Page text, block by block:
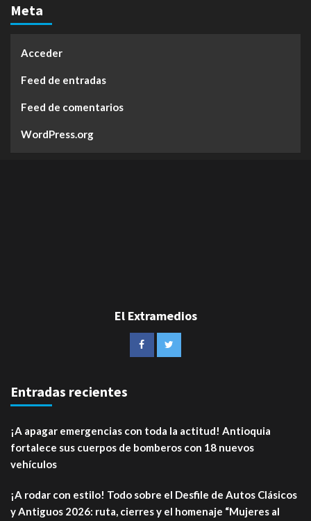
Meta
Acceder
Feed de entradas
Feed de comentarios
WordPress.org
El Extramedios
Entradas recientes
¡A apagar emergencias con toda la actitud! Antioquia
fortalece sus cuerpos de bomberos con 18 nuevos
vehículos
¡A rodar con estilo! Todo sobre el Desfile de Autos Clásicos
y Antiguos 2026: ruta, cierres y el homenaje “Mujeres al